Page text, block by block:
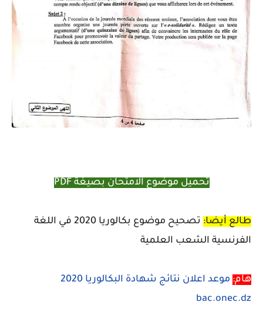
تحميل موضوع الامتحان بصيغة PDF
طالع أيضا:
تصحيح موضوع بكالوريا 2020 في اللغة
الفرنسية الشعب العلمية
هام:
موعد اعلان نتائج شهادة البكالوريا 2020
bac.onec.dz